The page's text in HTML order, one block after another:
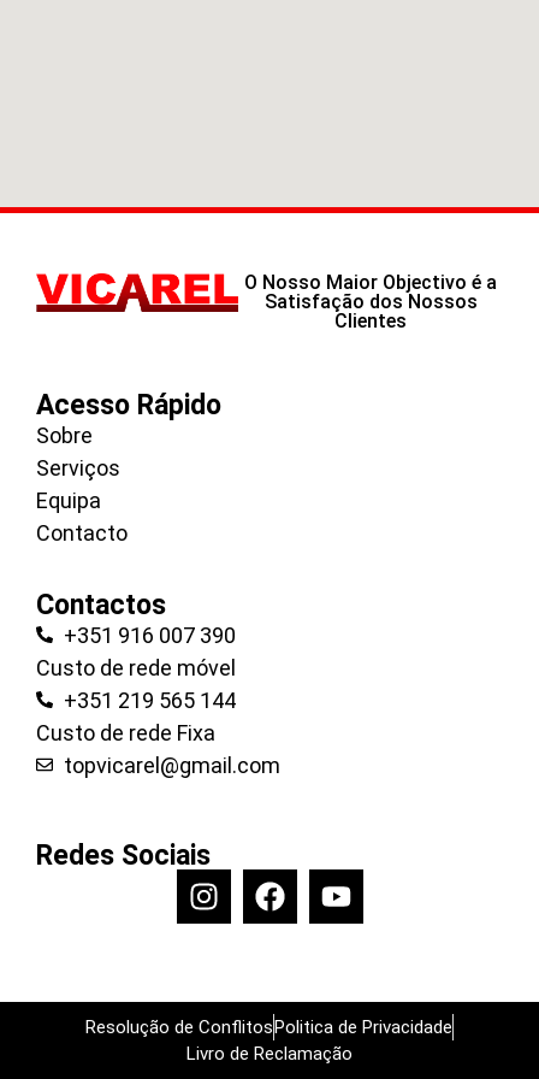
O Nosso Maior Objectivo é a
Satisfação dos Nossos
Clientes
Acesso Rápido
Sobre
Serviços
Equipa
Contacto
Contactos
+351 916 007 390
Custo de rede móvel
+351 219 565 144
Custo de rede Fixa
topvicarel@gmail.com
Redes Sociais
Resolução de ConflitosPolitica de Privacidade
Livro de Reclamação